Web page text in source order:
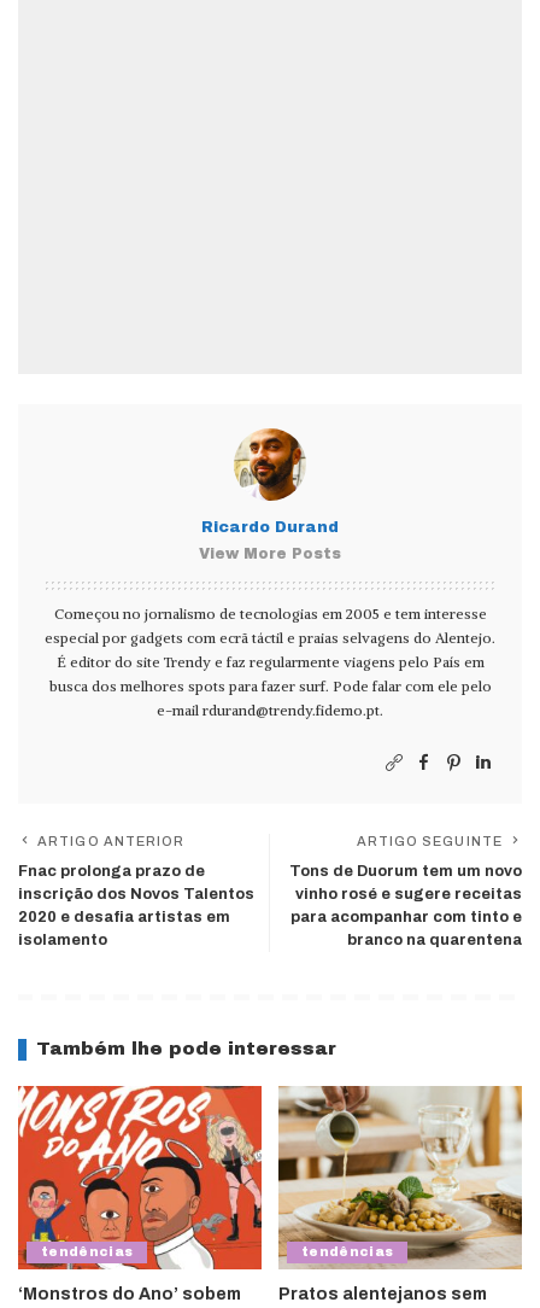
Ricardo Durand
View More Posts
Começou no jornalismo de tecnologias em 2005 e tem interesse
especial por gadgets com ecrã táctil e praias selvagens do Alentejo.
É editor do site Trendy e faz regularmente viagens pelo País em
busca dos melhores spots para fazer surf. Pode falar com ele pelo
e-mail rdurand@trendy.fidemo.pt.
ARTIGO ANTERIOR
Fnac prolonga prazo de
inscrição dos Novos Talentos
2020 e desafia artistas em
isolamento
ARTIGO SEGUINTE
Tons de Duorum tem um novo
vinho rosé e sugere receitas
para acompanhar com tinto e
branco na quarentena
Também lhe pode interessar
tendências
‘Monstros do Ano’ sobem
tendências
Pratos alentejanos sem